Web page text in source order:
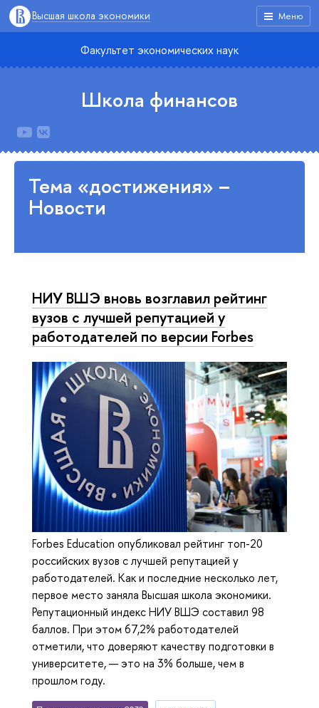
Меню
Высшая школа экономики
Факультет экономических наук
Школа финансов
Тема «достижения» –
Новости
НИУ ВШЭ вновь возглавил рейтинг
вузов с лучшей репутацией у
работодателей по версии Forbes
Forbes Education опубликовал рейтинг топ-20
российских вузов с лучшей репутацией у
работодателей. Как и последние несколько лет,
первое место заняла Высшая школа экономики.
Репутационный индекс НИУ ВШЭ составил 98
баллов. При этом 67,2% работодателей
отметили, что доверяют качеству подготовки в
университете, — это на 3% больше, чем в
прошлом году.